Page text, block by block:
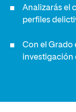
Analizarás el
perfiles
Con el Grado
investigación